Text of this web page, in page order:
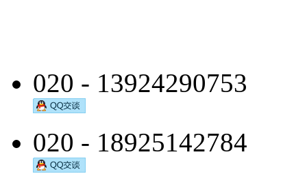
020 - 13924290753
020 - 18925142784